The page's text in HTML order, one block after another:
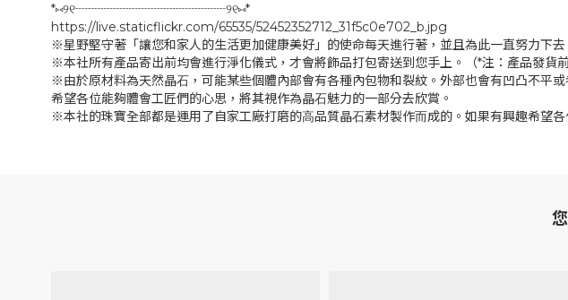
*⑅୨୧┈┈┈┈┈┈┈┈┈┈┈┈୨୧⑅*
https://live.staticflickr.com/65535/52452352712_31f5c0e702_b.jpg
※星野堅守著「讓您和家⼈的⽣活更加健康美好」的使命每天進⾏著，並且為此⼀直努⼒下去
※本社所有產品寄出前均會進⾏淨化儀式，才會將飾品打包寄送到您⼿上。（*注：產品發貨
※由於原材料為天然晶⽯，可能某些個體內部會有各種內包物和裂紋。外部也會有凹凸不平
希望各位能夠體會⼯匠們的⼼思，將其視作為晶⽯魅⼒的⼀部分去欣賞。
※本社的珠寶全部都是運⽤了⾃家⼯廠打磨的⾼品質晶⽯素材製作⽽成的。如果有興趣希望各